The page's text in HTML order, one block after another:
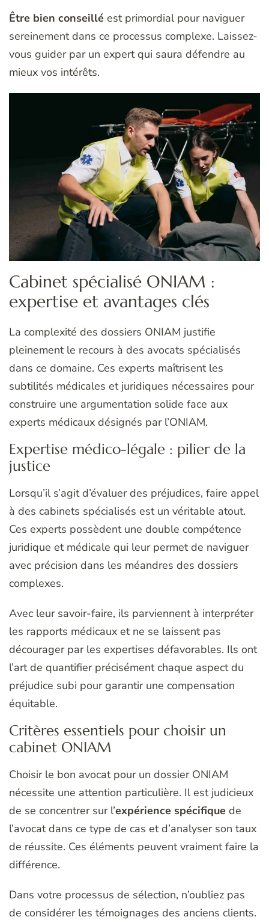
Être bien conseillé est primordial pour naviguer
sereinement dans ce processus complexe. Laissez-
vous guider par un expert qui saura défendre au
mieux vos intérêts.
Cabinet spécialisé ONIAM :
expertise et avantages clés
La complexité des dossiers ONIAM justifie
pleinement le recours à des avocats spécialisés
dans ce domaine. Ces experts maîtrisent les
subtilités médicales et juridiques nécessaires pour
construire une argumentation solide face aux
experts médicaux désignés par l’ONIAM.
Expertise médico-légale : pilier de la
justice
Lorsqu’il s’agit d’évaluer des préjudices, faire appel
à des cabinets spécialisés est un véritable atout.
Ces experts possèdent une double compétence
juridique et médicale qui leur permet de naviguer
avec précision dans les méandres des dossiers
complexes.
Avec leur savoir-faire, ils parviennent à interpréter
les rapports médicaux et ne se laissent pas
décourager par les expertises défavorables. Ils ont
l’art de quantifier précisément chaque aspect du
préjudice subi pour garantir une compensation
équitable.
Critères essentiels pour choisir un
cabinet ONIAM
Choisir le bon avocat pour un dossier ONIAM
nécessite une attention particulière. Il est judicieux
de se concentrer sur l’expérience spécifique de
l’avocat dans ce type de cas et d’analyser son taux
de réussite. Ces éléments peuvent vraiment faire la
différence.
Dans votre processus de sélection, n’oubliez pas
de considérer les témoignages des anciens clients.